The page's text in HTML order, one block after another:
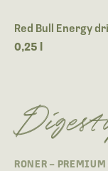
Red Bull Energy
0,25 l
RONER –